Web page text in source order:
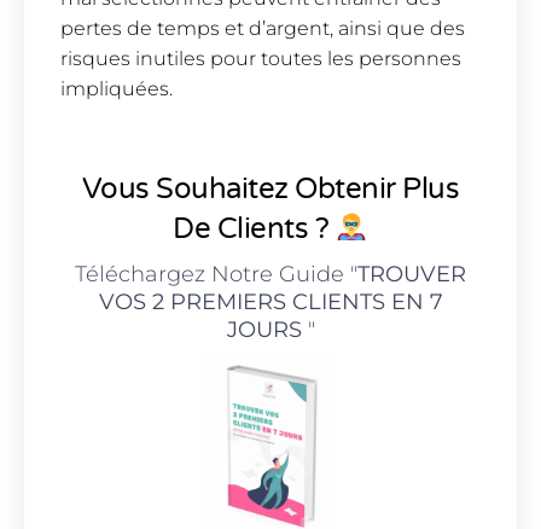
pertes de temps et d’argent, ainsi que des
risques inutiles pour toutes les personnes
impliquées.
Vous Souhaitez Obtenir Plus
De Clients ?
Téléchargez Notre Guide "TROUVER
VOS 2 PREMIERS CLIENTS EN 7
JOURS"